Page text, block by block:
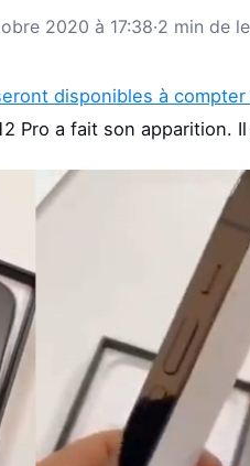
2020 à 17:38·2 min de
disponibles à
Pro a fait son apparition.